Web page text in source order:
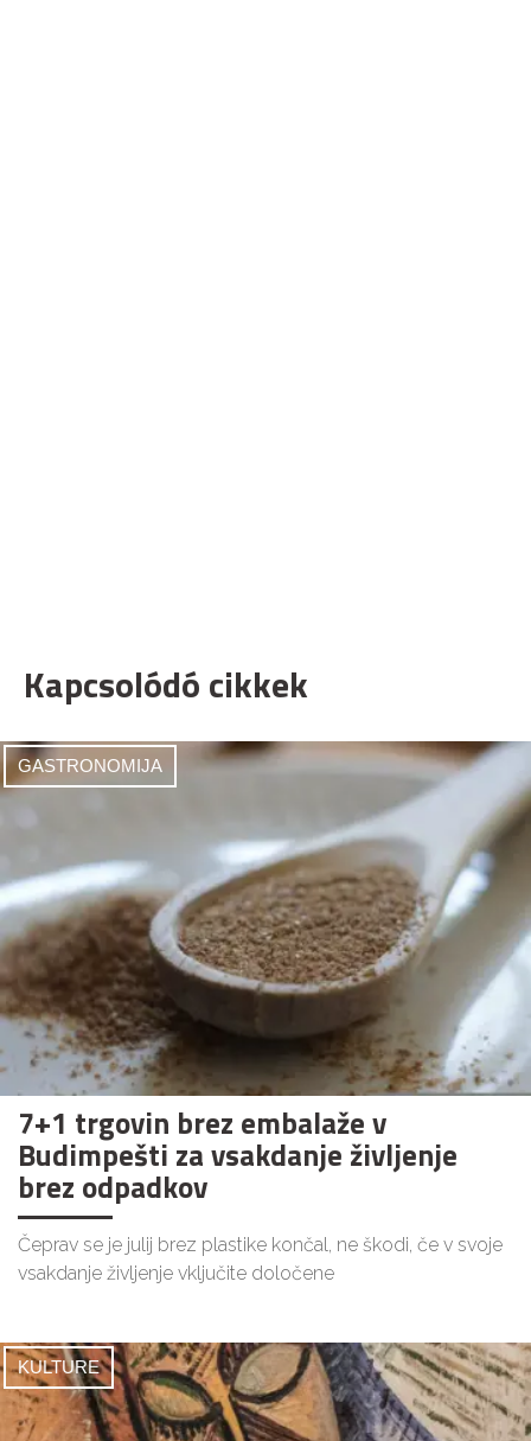
Kapcsolódó cikkek
GASTRONOMIJA
7+1 trgovin brez embalaže v
Budimpešti za vsakdanje življenje
brez odpadkov
Čeprav se je julij brez plastike končal, ne škodi, če v svoje
vsakdanje življenje vključite določene
KULTURE